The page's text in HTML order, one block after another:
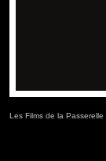
Les Films de la Passerelle